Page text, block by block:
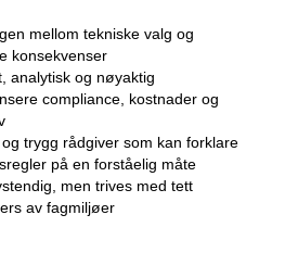
mellom tekniske valg og
konsekvenser
analytisk og nøyaktig
compliance, kostnader og
trygg rådgiver som kan forklare
på en forståelig måte
men trives med tett
av fagmiljøer